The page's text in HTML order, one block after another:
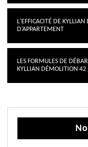
L’EFFICACITÉ DE
D’APPARTEMENT
LES FORMULES DE
KYLLIAN DÉMOLITION 42